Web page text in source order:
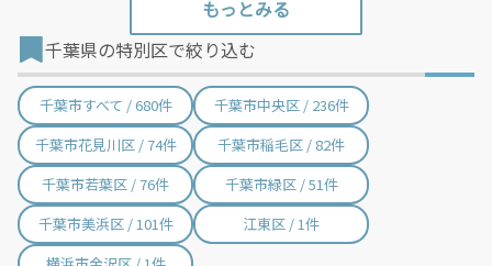
千葉県の特別区で絞り込む
千葉市すべて / 680件
千葉市中央区 / 236件
千葉市花見川区 / 74件
千葉市稲毛区 / 82件
千葉市若葉区 / 76件
千葉市緑区 / 51件
千葉市美浜区 / 101件
江東区 / 1件